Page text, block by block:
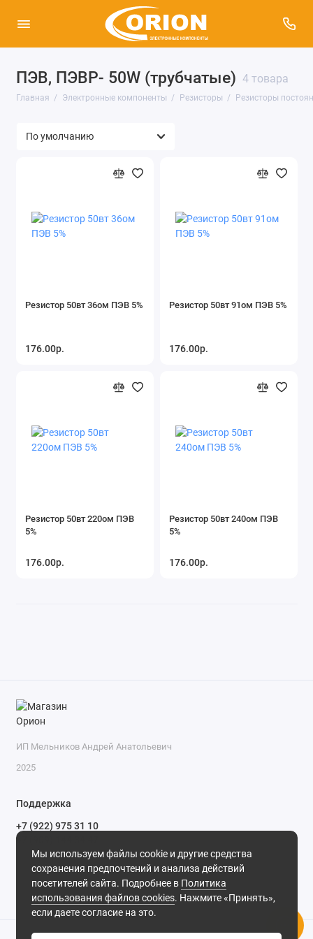
ПЭВ, ПЭВР- 50W (трубчатые) 4 товара
Главная Электронные компоненты Резисторы Резисторы
Микросхемы
Полупроводниковые модули
Диоды
Терморезисторы
Акустические компоненты
Резистор 50вт 36ом ПЭВ 5%
176.00р.
Резистор 50вт 91ом ПЭВ 5%
176.00р.
Резистор 50вт 220ом ПЭВ
5%
176.00р.
Резистор 50вт 240ом ПЭВ
5%
176.00р.
Мы используем файлы cookie и другие средства
сохранения предпочтений и анализа действий
посетителей сайта. Подробнее в Политика
использования файлов cookies. Нажмите «Принять»,
если даете согласие на это.
ИП Мельников Андрей Анатольевич
2025
Поддержка
+7 (922) 975 31 10
+7 (909) 144 34 47
пн-пт с 9-00 до 18-00 часов,
сб с 10-00 до 15-00 часов,
вс выходной
(MSK, UTC+3)